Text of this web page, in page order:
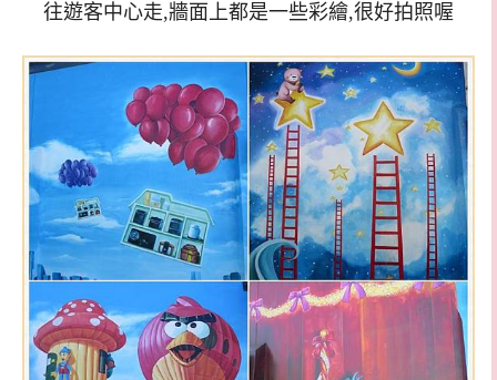
往遊客中心走,牆面上都是一些彩繪,很好拍照喔